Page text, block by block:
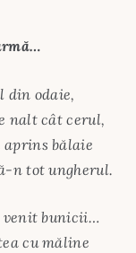
din odaie,
nalt cât cerul,
aprins bălaie
n tot ungherul.
bunicii…
cu măline